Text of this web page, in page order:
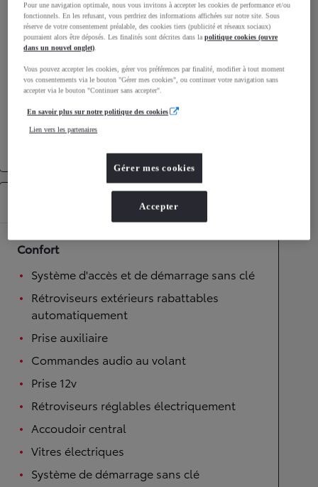
Performances
Vitesse maximale
Accélération 0-100km/h
7,4secondes
Transmission
Roues motrices
Confort
Système d'accès et de démarrage sans clé
Rétroviseurs extérieurs rabattables
automatiquement
Prise auxiliaire
Commandes audio au volant
Prise 12v
Rétroviseurs réglables électriquement
Accoudoir central
Vitres électriques
Système de démarrage sans clé
Pour une navigation optimale, nous vous invitons à accepter les cookies de performance et/ou
fonctionnels. En les refusant, vous perdriez des informations affichées sur notre site. Sous
réserve de votre consentement préalable, des cookies tiers (publicité et réseaux sociaux)
pourraient alors être déposés. Les finalités sont décrites dans lapolitique cookies (ouvre
dans un nouvel onglet).
Vous pouvez accepter les cookies, gérer vos préférences par finalité, modifier à tout moment
vos consentements via le bouton "Gérer mes cookies", ou continuer votre navigation sans
accepter via le bouton "Continuer sans accepter".
En savoir plus sur notre politique des cookies
Lien vers les partenaires
Gérer mes cookies
Accepter